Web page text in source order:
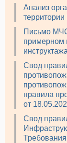
Анализ
Письмо
примерном
Свод
правила
от
Свод